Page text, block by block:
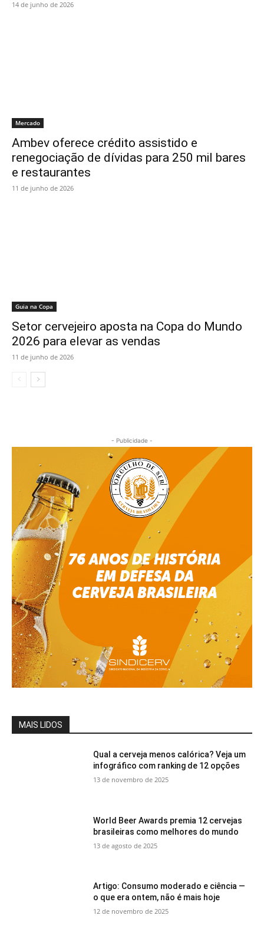
14 de junho de 2026
Mercado
Ambev oferece crédito assistido e
renegociação de dívidas para 250 mil bares
e restaurantes
11 de junho de 2026
Guia na Copa
Setor cervejeiro aposta na Copa do Mundo
2026 para elevar as vendas
11 de junho de 2026
- Publicidade -
MAIS LIDOS
Qual a cerveja menos calórica? Veja um
infográfico com ranking de 12 opções
13 de novembro de 2025
World Beer Awards premia 12 cervejas
brasileiras como melhores do mundo
13 de agosto de 2025
Artigo: Consumo moderado e ciência —
o que era ontem, não é mais hoje
12 de novembro de 2025